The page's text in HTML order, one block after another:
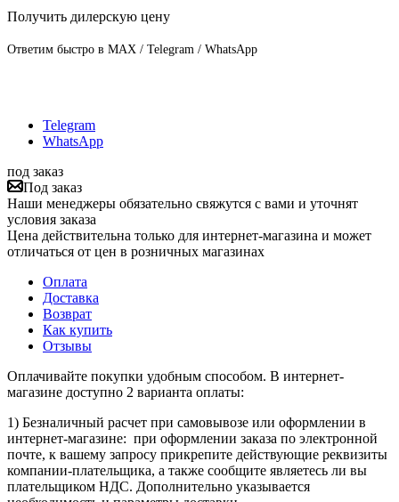
Получить дилерскую цену
Ответим быстро в MAX / Telegram / WhatsApp
Telegram
WhatsApp
под заказ
Под заказ
Наши менеджеры обязательно свяжутся с вами и уточнят
условия заказа
Цена действительна только для интернет-магазина и может
отличаться от цен в розничных магазинах
Оплата
Доставка
Возврат
Как купить
Отзывы
Оплачивайте покупки удобным способом. В интернет-
магазине доступно 2 варианта оплаты:
1) Безналичный расчет при самовывозе или оформлении в
интернет-магазине: при оформлении заказа по электронной
почте, к вашему запросу прикрепите действующие реквизиты
компании-плательщика, а также сообщите являетесь ли вы
плательщиком НДС. Дополнительно указывается